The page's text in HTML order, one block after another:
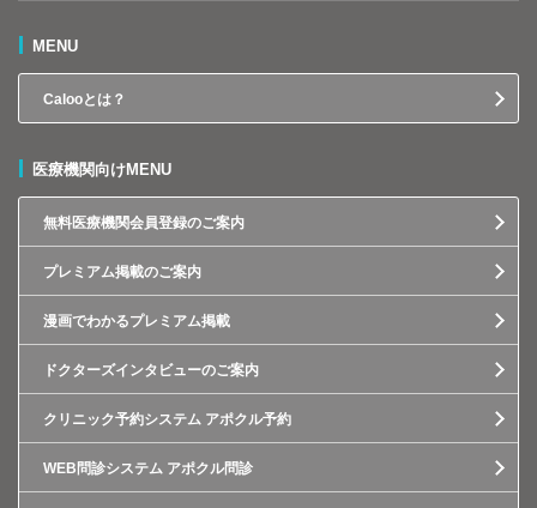
MENU
Calooとは？
医療機関向けMENU
無料医療機関会員登録のご案内
プレミアム掲載のご案内
漫画でわかるプレミアム掲載
ドクターズインタビューのご案内
クリニック予約システム アポクル予約
WEB問診システム アポクル問診